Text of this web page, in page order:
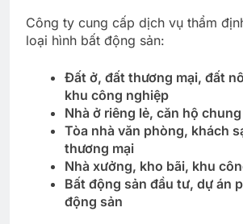
Công ty cung cấp dịch vụ thẩm
loại hình bất động sản:
Đất ở, đất thương mại, đất
khu công nghiệp
Nhà ở riêng lẻ, căn hộ
Tòa nhà văn phòng, khách
thương mại
Nhà xưởng, kho bãi, khu
Bất động sản đầu tư, dự án
động sản